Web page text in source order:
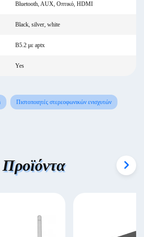
Bluetooth, AUX, Οπτικό, HDMI
Black, silver, white
Β5.2 με aptx
Yes
Πιστοποιητές στερεοφωνικών ενισχυτών